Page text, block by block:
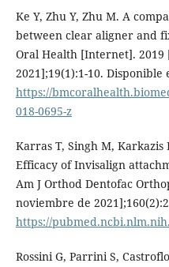
Ke Y, Zhu Y, Zhu M. A
between clear aligner and
Oral Health [Internet]. 2019
2021];19(1):1-10. Disponible
https://
018-0695-z
Karras T, Singh M,
Efficacy of Invisalign
Am J Orthod Dentofac
noviembre de
https://
Rossini G, Parrini S,